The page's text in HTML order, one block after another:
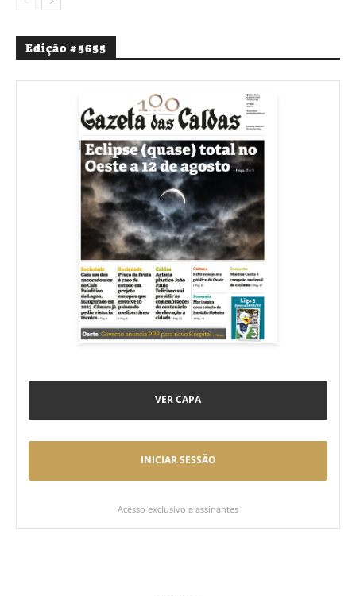
Edição #5655
VER CAPA
INICIAR SESSÃO
Acesso exclusivo a assinantes